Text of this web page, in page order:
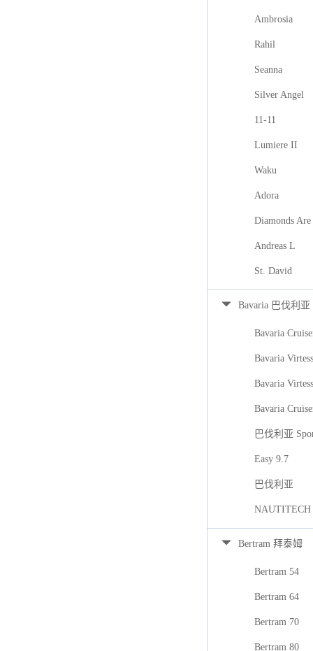
Ambrosia
Rahil
Seanna
Silver Angel
11-11
Lumiere II
Waku
Adora
Diamonds
Andreas L
St. David
Bavaria 巴伐利亚
Bavaria
Bavaria
Bavaria
Bavaria
巴伐利亚
Easy 9.7
巴伐利亚
NAUTITECH
Bertram 拜泰姆
Bertram 54
Bertram 64
Bertram 70
Bertram 80